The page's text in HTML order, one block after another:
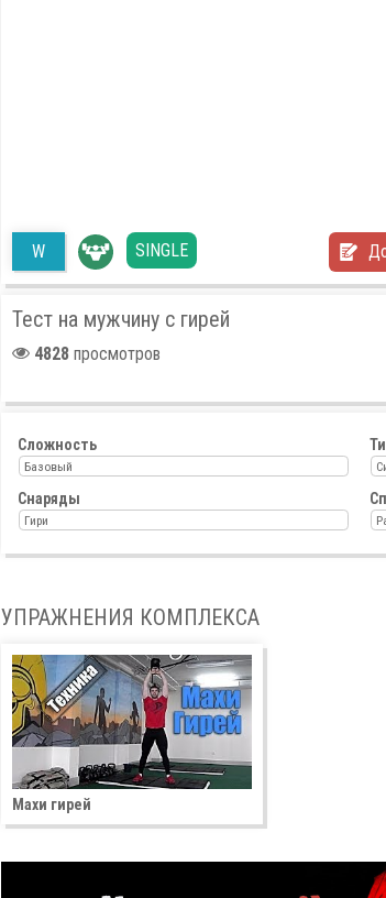
W SINGLE
Тест на мужчину с гирей
4828 просмотров
Сложность
Базовый
Снаряды
Гири
УПРАЖНЕНИЯ КОМПЛЕКСА
Махи гирей